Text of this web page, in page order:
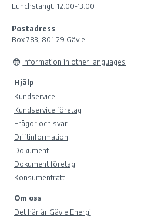
Lunchstängt: 12:00-13:00
Postadress
Box 783, 801 29 Gävle
Information in other languages
Hjälp
Kundservice
Kundservice företag
Frågor och svar
Driftinformation
Dokument
Dokument företag
Konsumenträtt
Om oss
Det här är Gävle Energi